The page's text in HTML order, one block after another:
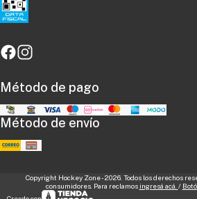
Método de pago
Método de envío
Copyright Hockey Zone - 2026. Todos los derechos
consumidores. Para reclamos ingresá acá. /